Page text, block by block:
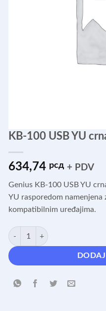
KB-100 USB YU
634,74 рсд + PDV
Genius KB-100 USB YU
YU rasporedom namenjena
kompatibilnim uređajima.
KB-100 USB YU crna tastatura